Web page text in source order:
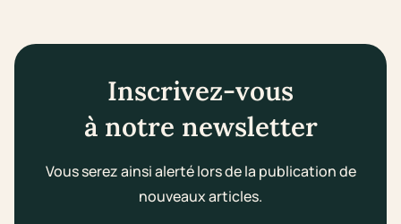
Inscrivez-vous
à notre newsletter
Vous serez ainsi alerté lors de la publication de
nouveaux articles.